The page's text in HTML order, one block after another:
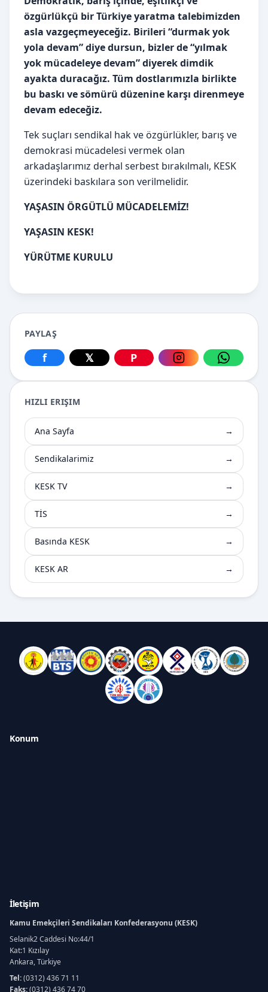
özgürlükçü bir Türkiye yaratma talebimizden
asla vazgeçmeyeceğiz. Birileri “durmak yok
yola devam” diye dursun, bizler de “yılmak
yok mücadeleye devam” diyerek dimdik
ayakta duracağız. Tüm dostlarımızla birlikte
bu baskı ve sömürü düzenine karşı direnmeye
devam edeceğiz.
Tek suçları sendikal hak ve özgürlükler, barış ve
demokrasi mücadelesi vermek olan
arkadaşlarımız derhal serbest bırakılmalı, KESK
üzerindeki baskılara son verilmelidir.
YAŞASIN ÖRGÜTLÜ MÜCADELEMİZ!
YAŞASIN KESK!
YÜRÜTME KURULU
PAYLAŞ
Facebook üzerinden paylaş
f
X üzerinden paylaş
𝕏
Pinterest üzerinden paylaş
P
Instagram
HIZLI ERIŞIM
Ana Sayfa →
Sendikalarimiz →
KESK TV →
TİS →
Basında KESK →
KESK AR →
Konum
İletişim
Kamu Emekçileri Sendikaları Konfederasyonu (KESK)
Selanik2 Caddesi No:44/1
Kat:1 Kızılay
Ankara, Türkiye
Tel:(0312) 436 71 11
Faks:(0312) 436 74 70